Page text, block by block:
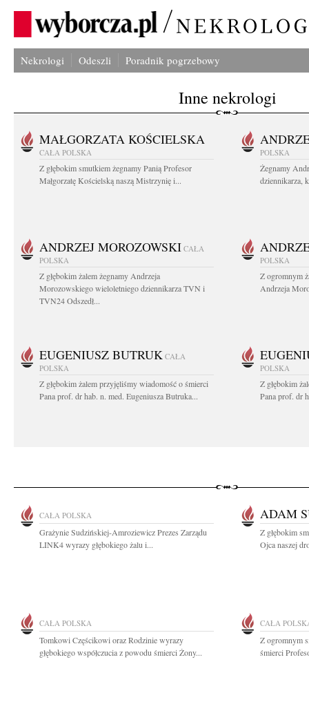
Nekrologi Odeszli Poradnik pogrzebowy
Inne nekrologi
MAŁGORZATA KOŚCIELSKA
CAŁA POLSKA
Z głębokim smutkiem żegnamy Panią Profesor
Małgorzatę Kościelską naszą Mistrzynię i...
POLSKA
Żegnamy
dziennikarza,
ANDRZEJ MOROZOWSKI CAŁA
POLSKA
Z głębokim żalem żegnamy Andrzeja
Morozowskiego wieloletniego dziennikarza TVN i
TVN24 Odszedł...
POLSKA
Z ogromnym
Andrzeja
EUGENIUSZ BUTRUK CAŁA
POLSKA
Z głębokim żalem przyjęliśmy wiadomość o śmierci
Pana prof. dr hab. n. med. Eugeniusza Butruka...
POLSKA
Z głębokim
Pana prof. dr
CAŁA POLSKA
Grażynie Sudzińskiej-Amroziewicz Prezes Zarządu
LINK4 wyrazy głębokiego żalu i...
ADAM
Z głębokim
Ojca naszej
CAŁA POLSKA
Tomkowi Częścikowi oraz Rodzinie wyrazy
głębokiego współczucia z powodu śmierci Żony...
CAŁA
Z ogromnym
śmierci